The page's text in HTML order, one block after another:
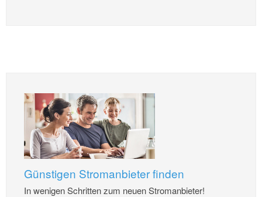
Günstigen Stromanbieter finden
In wenigen Schritten zum neuen Stromanbieter!